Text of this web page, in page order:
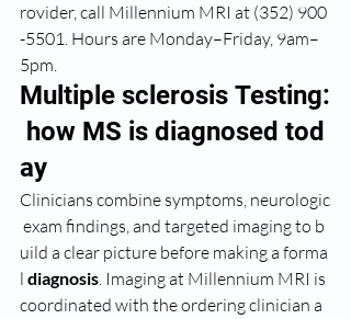
rovider, call Millennium MRI at (352) 900
-5501. Hours are Monday–Friday, 9am–
5pm.
Multiple sclerosis Testing:
how MS is diagnosed tod
ay
Clinicians combine symptoms, neurologic
exam findings, and targeted imaging to b
uild a clear picture before making a forma
l diagnosis. Imaging at Millennium MRI is
coordinated with the ordering clinician a